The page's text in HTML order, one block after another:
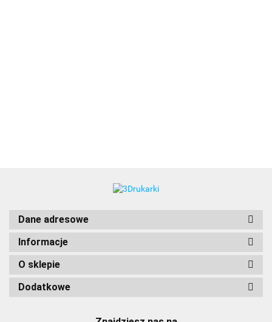
Dane adresowe
Informacje
O sklepie
Dodatkowe